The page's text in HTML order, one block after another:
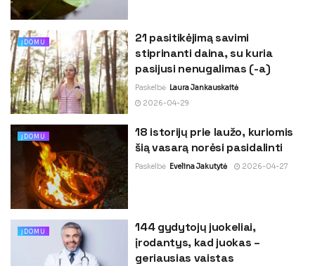
ĮDOMU
21 pasitikėjimą savimi
stiprinanti daina, su kuria
pasijusi nenugalimas (-a)
Paskelbė Laura Jankauskaitė
2026-04-29
ĮDOMU
18 istorijų prie laužo, kuriomis
šią vasarą norėsi pasidalinti
Paskelbė Evelina Jakutytė 2026-04-27
ĮDOMU
144 gydytojų juokeliai,
įrodantys, kad juokas –
geriausias vaistas